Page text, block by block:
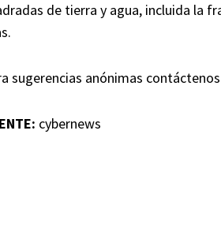
de tierra y agua, incluida la
sugerencias anónimas
cybernews